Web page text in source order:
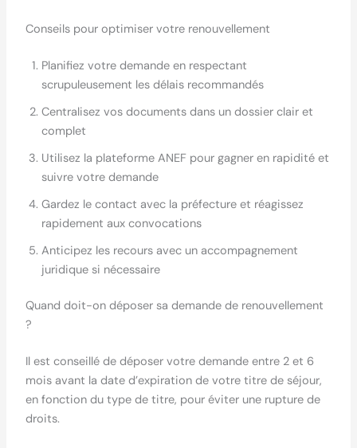
Conseils pour optimiser votre renouvellement
Planifiez votre demande en respectant
scrupuleusement les délais recommandés
Centralisez vos documents dans un dossier clair et
complet
Utilisez la plateforme ANEF pour gagner en rapidité et
suivre votre demande
Gardez le contact avec la préfecture et réagissez
rapidement aux convocations
Anticipez les recours avec un accompagnement
juridique si nécessaire
Quand doit-on déposer sa demande de renouvellement
?
Il est conseillé de déposer votre demande entre 2 et 6
mois avant la date d’expiration de votre titre de séjour,
en fonction du type de titre, pour éviter une rupture de
droits.